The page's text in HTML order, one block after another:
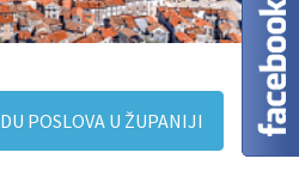
POSLOVA U ŽUPANIJI